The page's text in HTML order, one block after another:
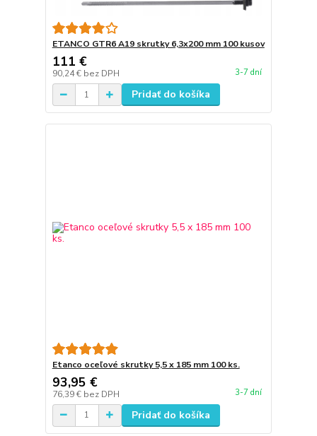
ETANCO GTR6 A19 skrutky 6,3x200 mm 100 kusov
111 €
90,24 € bez DPH 3-7 dní
Pridať do košíka
Etanco oceľové skrutky 5,5 x 185 mm 100 ks.
93,95 €
76,39 € bez DPH 3-7 dní
Pridať do košíka